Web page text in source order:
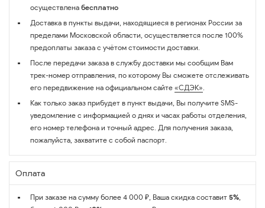
осуществлена бесплатно
Доставка в пункты выдачи, находящиеся в регионах России за
пределами Московской области, осуществляется после 100%
предоплаты заказа с учётом стоимости доставки.
После передачи заказа в службу доставки мы сообщим Вам
трек-номер отправления, по которому Вы сможете отслеживать
его передвижение на официальном сайте «СДЭК».
Как только заказ прибудет в пункт выдачи, Вы получите SMS-
уведомление с информацией о днях и часах работы отделения,
его номер телефона и точный адрес. Для получения заказа,
пожалуйста, захватите с собой паспорт.
Оплата
При заказе на сумму более 4 000 ₽, Ваша скидка составит 5%,